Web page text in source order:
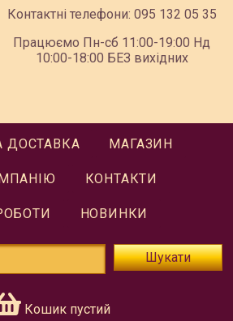
Контактні телефони: 095 132 05 35
Працюємо Пн-сб 11:00-19:00 Нд
10:00-18:00 БЕЗ вихідних
ДОСТАВКА МАГАЗИН
КОНТАКТИ
НОВИНКИ
Шукати
Кошик пустий